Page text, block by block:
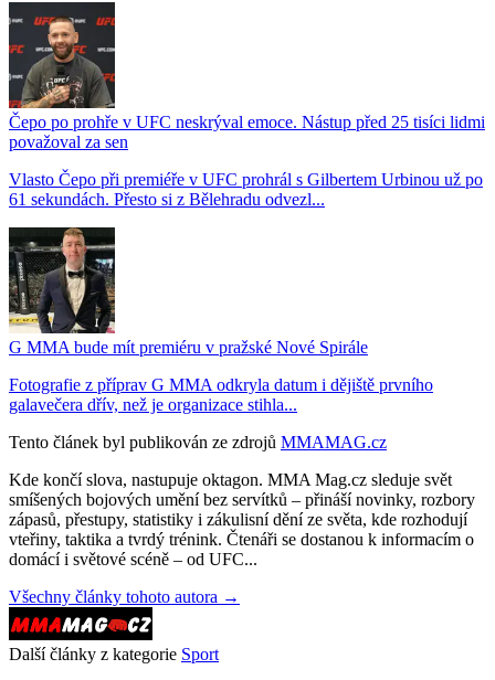
Čepo po prohře v UFC neskrýval emoce. Nástup před 25 tisíci lidmi
považoval za sen
Vlasto Čepo při premiéře v UFC prohrál s Gilbertem Urbinou už po
61 sekundách. Přesto si z Bělehradu odvezl...
G MMA bude mít premiéru v pražské Nové Spirále
Fotografie z příprav G MMA odkryla datum i dějiště prvního
galavečera dřív, než je organizace stihla...
Tento článek byl publikován ze zdrojů MMAMAG.cz
Kde končí slova, nastupuje oktagon. MMA Mag.cz sleduje svět
smíšených bojových umění bez servítků – přináší novinky, rozbory
zápasů, přestupy, statistiky i zákulisní dění ze světa, kde rozhodují
vteřiny, taktika a tvrdý trénink. Čtenáři se dostanou k informacím o
domácí i světové scéně – od UFC...
Všechny články tohoto autora →
Další články z kategorie Sport